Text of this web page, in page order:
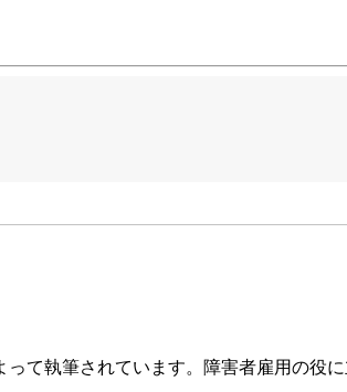
て執筆されています。障害者雇用の役